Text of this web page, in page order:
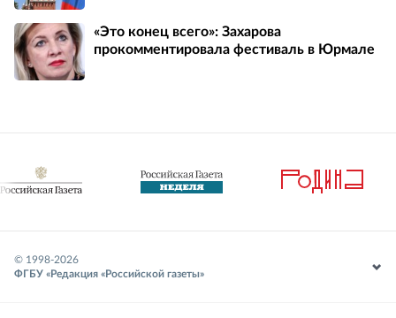
«Это конец всего»: Захарова
прокомментировала фестиваль в Юрмале
© 1998-2026
ФГБУ «Редакция «Российской газеты»